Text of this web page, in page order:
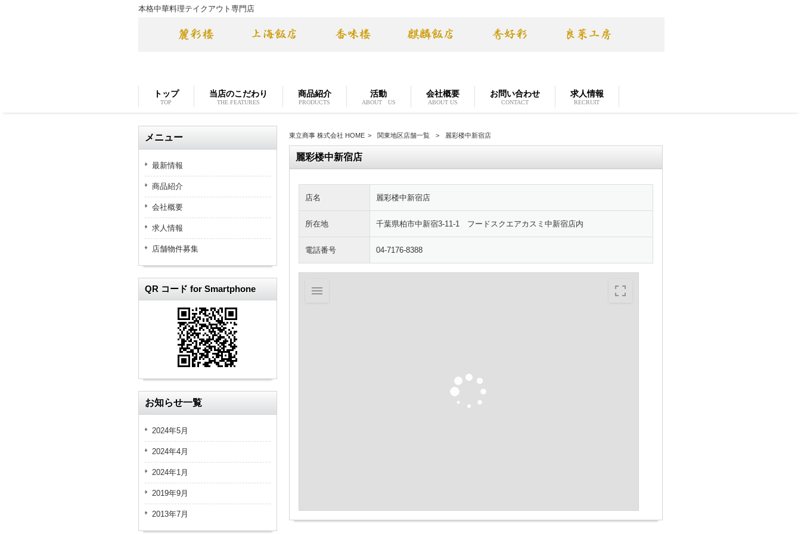
本格中華料理テイクアウト専門店
トップ
TOP
当店のこだわり
THE FEATURES
商品紹介
PRODUCTS
活動
ABOUT US
会社概要
ABOUT US
お問い合わせ
CONTACT
求人情報
RECRUIT
東立商事 株式会社 HOME > 関東地区店舗一覧 > 麗彩楼中新宿店
麗彩楼中新宿店
店名 麗彩楼中新宿店
所在地 千葉県柏市中新宿3-11-1 フードスクエアカスミ中新宿店内
電話番号 04-7176-8388
メニュー
最新情報
商品紹介
会社概要
求人情報
店舗物件募集
QR コード for Smartphone
お知らせ一覧
2024年5月
2024年4月
2024年1月
2019年9月
2013年7月